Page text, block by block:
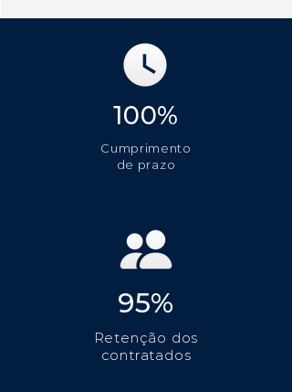
100%
Cumprimento
de prazo
95%
Retenção dos
contratados